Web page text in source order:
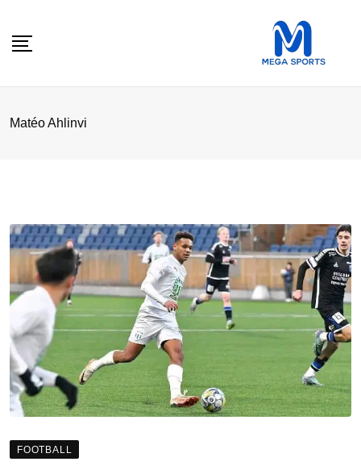
Matéo Ahlinvi
FOOTBALL